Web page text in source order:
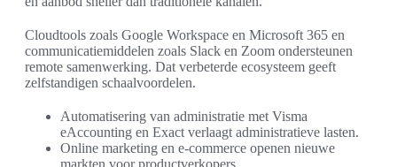
Cloudtools zoals Google Workspace en Microsoft 365 en
communicatiemiddelen zoals Slack en Zoom ondersteunen
remote samenwerking. Dat verbeterde ecosysteem geeft
zelfstandigen schaalvoordelen.
Automatisering van administratie met Visma
eAccounting en Exact verlaagt administratieve lasten.
Online marketing en e‑commerce openen nieuwe